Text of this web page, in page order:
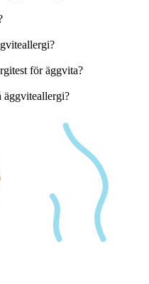
för äggvita?
äggviteallergi?